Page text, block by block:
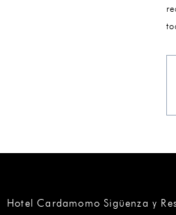
Hotel Cardamomo Sigüenza y